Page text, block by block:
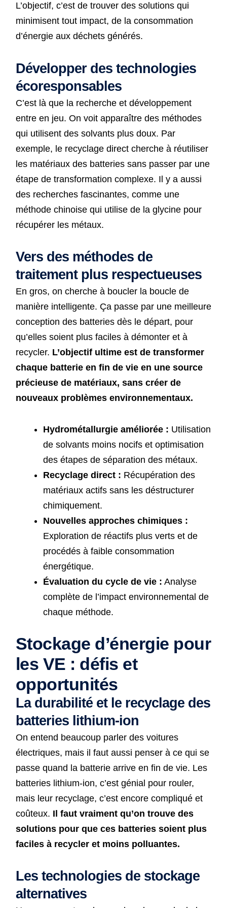
L’objectif, c’est de trouver des solutions qui
minimisent tout impact, de la consommation
d’énergie aux déchets générés.
Développer des technologies
écoresponsables
C’est là que la recherche et développement
entre en jeu. On voit apparaître des méthodes
qui utilisent des solvants plus doux. Par
exemple, le recyclage direct cherche à réutiliser
les matériaux des batteries sans passer par une
étape de transformation complexe. Il y a aussi
des recherches fascinantes, comme une
méthode chinoise qui utilise de la glycine pour
récupérer les métaux.
Vers des méthodes de
traitement plus respectueuses
En gros, on cherche à boucler la boucle de
manière intelligente. Ça passe par une meilleure
conception des batteries dès le départ, pour
qu’elles soient plus faciles à démonter et à
recycler. L’objectif ultime est de transformer
chaque batterie en fin de vie en une source
précieuse de matériaux, sans créer de
nouveaux problèmes environnementaux.
Hydrométallurgie améliorée : Utilisation
de solvants moins nocifs et optimisation
des étapes de séparation des métaux.
Recyclage direct : Récupération des
matériaux actifs sans les déstructurer
chimiquement.
Nouvelles approches chimiques :
Exploration de réactifs plus verts et de
procédés à faible consommation
énergétique.
Évaluation du cycle de vie : Analyse
complète de l’impact environnemental de
chaque méthode.
Stockage d’énergie pour
les VE : défis et
opportunités
La durabilité et le recyclage des
batteries lithium-ion
On entend beaucoup parler des voitures
électriques, mais il faut aussi penser à ce qui se
passe quand la batterie arrive en fin de vie. Les
batteries lithium-ion, c’est génial pour rouler,
mais leur recyclage, c’est encore compliqué et
coûteux. Il faut vraiment qu’on trouve des
solutions pour que ces batteries soient plus
faciles à recycler et moins polluantes.
Les technologies de stockage
alternatives